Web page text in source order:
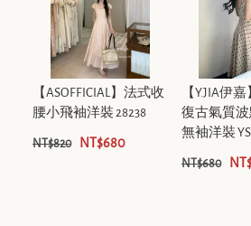
【ASOFFICIAL】法式收
腰小飛袖洋裝 28238
NT$820 NT$680
【Y.JIA伊
復古氣質
無袖洋裝
NT$680